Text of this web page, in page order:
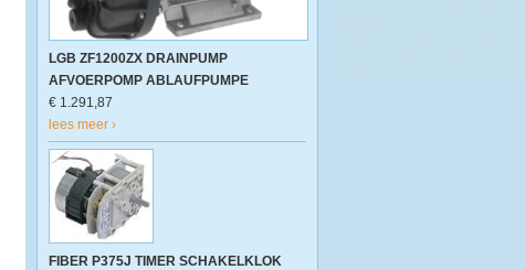
LGB ZF1200ZX DRAINPUMP
AFVOERPOMP ABLAUFPUMPE
€ 1.291,87
lees meer ›
FIBER P375J TIMER SCHAKELKLOK